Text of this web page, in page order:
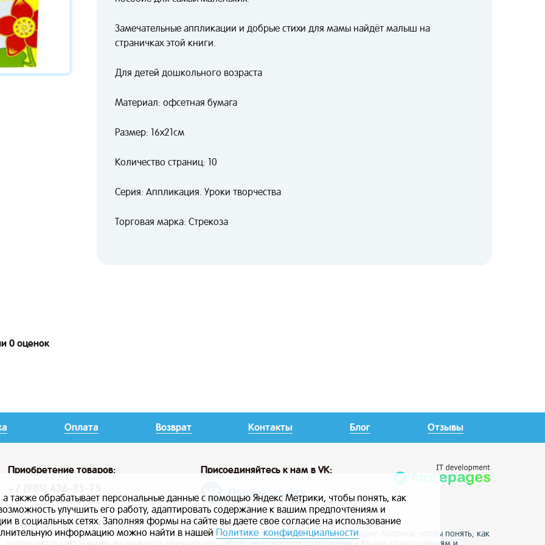
Замечательные аппликации и добрые стихи для мамы найдёт малыш на
страничках этой книги.
Для детей дошкольного возраста
Материал: офсетная бумага
Размер: 16х21см
Количество страниц: 10
Серия: Аппликация. Уроки творчества
Торговая марка: Стрекоза
0 оценок
Оплата Возврат Контакты Блог Отзывы
Приобретение товаров: Присоединяйтесь к нам в VK:
Подари улыбку
Сайт использует файлы cookie, а также обрабатывает персональные данные с помощью Яндекс Метрики, чтобы понять, как
также обрабатывает персональные данные с помощью Яндекс Метрики, чтобы понять, как
улучшить его работу, адаптировать содержание к вашим предпочтениям и
в социальных сетях. Заполняя формы на сайте вы даете свое согласие на использование
информацию можно найти в нашей Политике конфиденциальности